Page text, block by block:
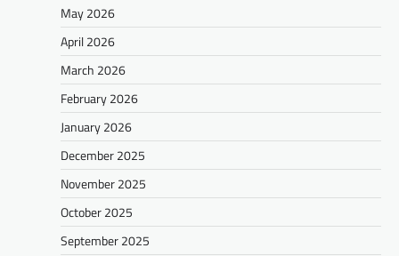
May 2026
April 2026
March 2026
February 2026
January 2026
December 2025
November 2025
October 2025
September 2025